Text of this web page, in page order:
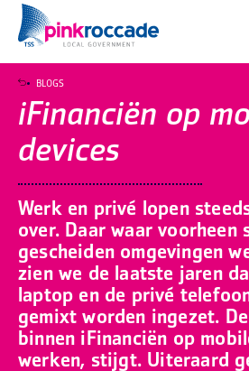
iFinanciën op
devices
Werk en privé lopen
over. Daar waar voorheen
gescheiden omgevingen
zien we de laatste jaren
laptop en de privé
gemixt worden ingezet.
binnen iFinanciën op
werken, stijgt. Uiteraard
BLOGS